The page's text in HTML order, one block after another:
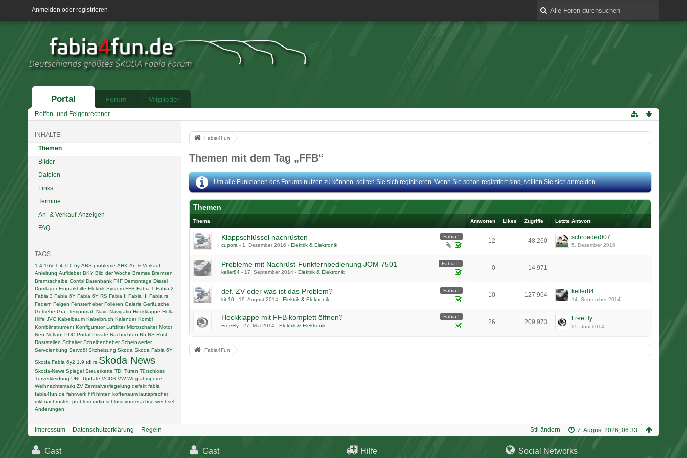
Anmelden oder registrieren
Portal Forum Mitglieder
Reifen- und Felgenrechner
INHALTE
Themen
Bilder
Dateien
Links
Termine
An- & Verkauf-Anzeigen
FAQ
TAGS
1.4 16V 1.4 TDI 6y ABS probleme AHK An & Verkauf
Anleitung Aufkleber BKY Bild der Woche Bremse Bremsen
Bremsscheibe Combi Datenbank F4F Demontage Diesel
Domlager Einparkhilfe Elektrik-System FFB Fabia 1 Fabia 2
Fabia 3 Fabia 6Y Fabia 6Y RS Fabia II Fabia III Fabia rs
Federn Felgen Fensterheber Folieren Galerie Geräusche
Getriebe Gra, Tempomat, Navi, Navigatio Heckklappe Hella
Hilfe JVC Kabelbaum Kabelbruch Kalender Kombi
Kombiinstrument Konfigurator Luftfilter Microschalter Motor
Neu Notlauf PDC Portal Private Nachrichten R5 RS Rost
Roststellen Schalter Scheibenheber Scheinwerfer
Servolenkung Servoöl Sitzheizung Skoda Skoda Fabia 6Y
Skoda Fabia 6y2 1.9 tdi rs Skoda News
Skoda-News Spiegel Steuerkette TDI Türen Türschloss
Türverkleidung URL Update VCDS VW Wegfahrsperre
Weihnachtsmarkt ZV Zentralverriegelung defekt fabia
fabia4fun.de fahrwerk hifi hinten kofferraum lautsprecher
mkl nachrüsten problem radio schloss vorderachse wechsel
Änderungen
Fabia4Fun
Themen mit dem Tag „FFB“
Um alle Funktionen des Forums nutzen zu können, sollten Sie sich registrieren. Wenn Sie schon registriert sind, sollten Sie sich anmelden.
Themen
Thema Antworten Likes Zugriffe Letzte Antwort
Fabia I
Klappschlüssel nachrüsten
cupora - 1. Dezember 2016 - Elektrik & Elektronik
12 48.260 schroeder007
5. Dezember 2016
Fabia II
Probleme mit Nachrüst-Funkfernbedienung JOM 7501
keller84- 17. September 2014- Elektrik & Elektronik
0 14.971
Fabia I
def. ZV oder was ist das Problem?
kit.10- 19. August 2014- Elektrik & Elektronik
10 127.964 keller84
14. September 2014
Fabia I
Heckklappe mit FFB komplett öffnen?
FreeFly- 27. Mai 2014- Elektrik & Elektronik 26 209.973 FreeFly
25. Juni 2014
Fabia4Fun
Impressum Datenschutzerklärung Regeln 7. August 2026, 06:33
Stil ändern
Gast Gast Hilfe Social Networks